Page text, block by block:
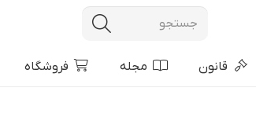
قانون مجله فروشگاه